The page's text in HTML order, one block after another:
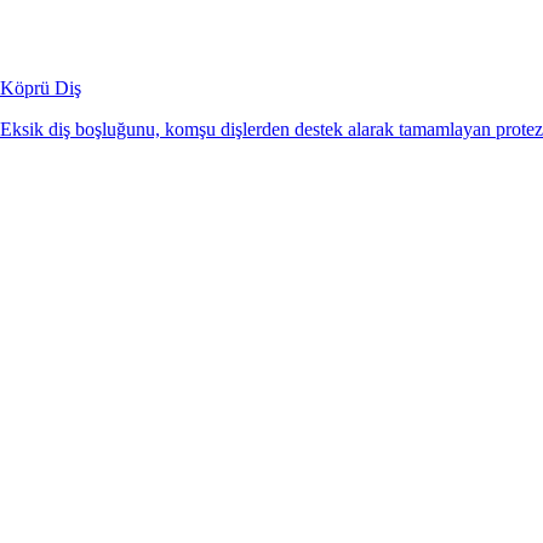
Köprü Diş
Eksik diş boşluğunu, komşu dişlerden destek alarak tamamlayan protez